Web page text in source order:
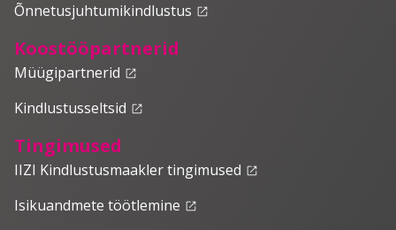
Õnnetusjuhtumikindlustus launch
Koostööpartnerid
Müügipartnerid launch
Kindlustusseltsid launch
Tingimused
IIZI Kindlustusmaakler tingimused launch
Isikuandmete töötlemine launch